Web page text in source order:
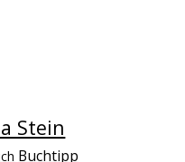
Stein
Buchtipp